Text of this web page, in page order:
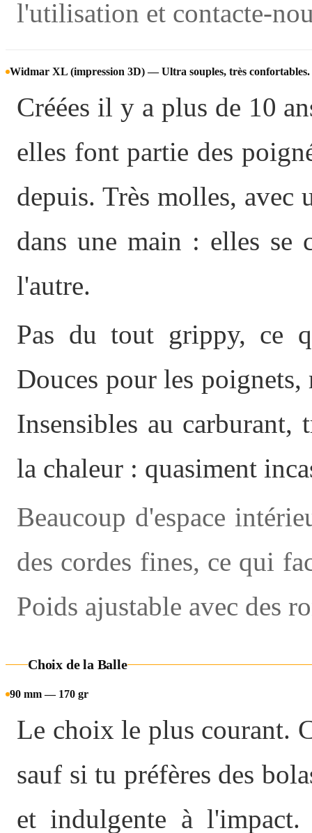
l'utilisation et contacte-
Widmar XL (impression 3D) — Ultra souples, très confortables.
Créées il y a plus de 10
elles font partie des
depuis. Très molles,
dans une main : elles se
l'autre.
Pas du tout grippy, ce
Douces pour les poignets,
Insensibles au carburant,
la chaleur : quasiment
Beaucoup d'espace
des cordes fines, ce qui
Poids ajustable avec des
Choix de la Balle
90 mm — 170 gr
Le choix le plus courant.
sauf si tu préfères des
et indulgente à